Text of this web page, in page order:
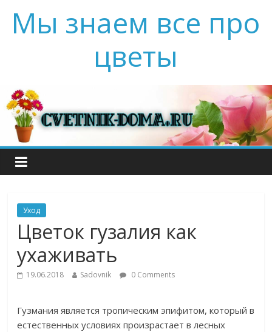
Мы знаем все про
цветы
Уход
Цветок гузалия как
ухаживать
19.06.2018 Sadovnik 0 Comments
Гузмания является тропическим эпифитом, который в
естественных условиях произрастает в лесных